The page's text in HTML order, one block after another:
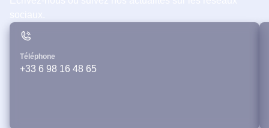
Téléphone
+33 6 98 16 48 65